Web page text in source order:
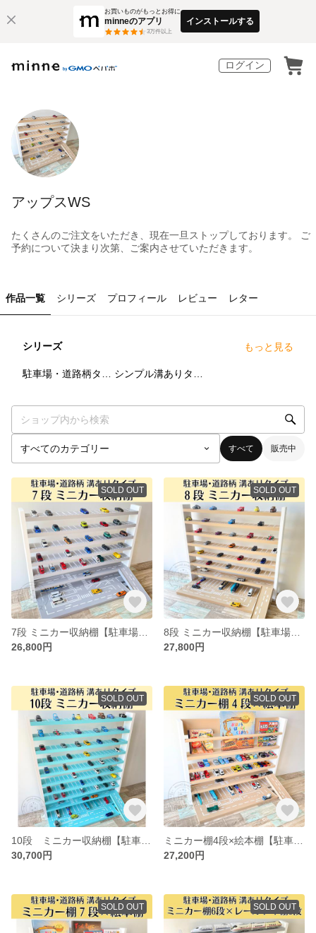
お買いものがもっとお得に
minneのアプリ
3万件以上
インストールする
ログイン
アップスWS
たくさんのご注文をいただき、現在一旦ストップしております。 ご
予約について決まり次第、ご案内させていただきます。
作品一覧 シリーズ プロフィール レビュー レター
シリーズ もっと見る
すべて 販売中
SOLD OUT
26,800円
SOLD OUT
27,800円
SOLD OUT
30,700円
SOLD OUT
27,200円
SOLD OUT SOLD OUT